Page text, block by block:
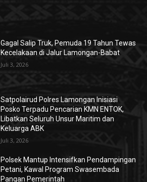
Gagal Salip Truk, Pemuda 19 Tahun Tewas
Kecelakaan di Jalur Lamongan-Babat
Juli 3, 2026
Satpolairud Polres Lamongan Inisiasi
Posko Terpadu Pencarian KMN ENTOK,
Libatkan Seluruh Unsur Maritim dan
Keluarga ABK
Juli 3, 2026
Polsek Mantup Intensifkan Pendampingan
Petani, Kawal Program Swasembada
Pangan Pemerintah